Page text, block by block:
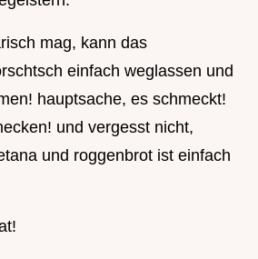
mag, kann das
einfach weglassen und
hauptsache, es schmeckt!
und vergesst nicht,
und roggenbrot ist einfach